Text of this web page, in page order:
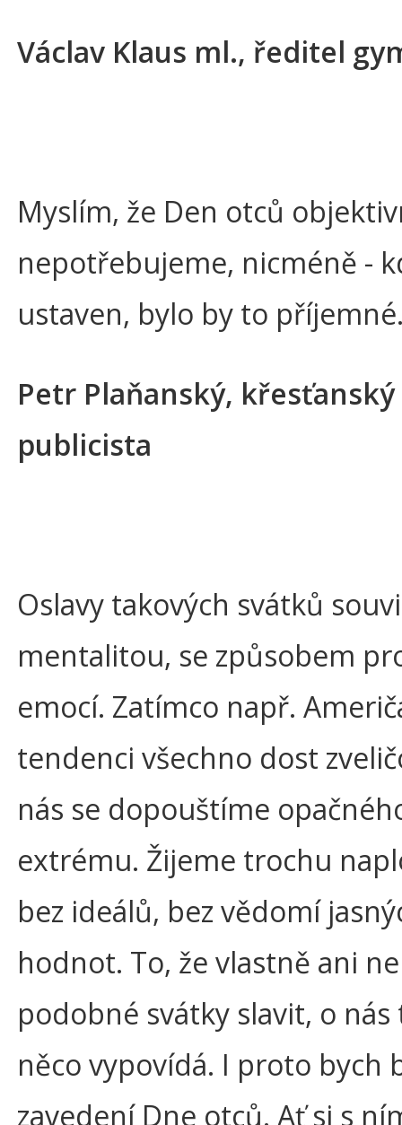
Václav Klaus ml., ředitel
Myslím, že Den otců
nepotřebujeme, nicméně -
ustaven, bylo by to
Petr Plaňanský, křesťanský
publicista
Oslavy takových svátků
mentalitou, se způsobem
emocí. Zatímco např.
tendenci všechno dost
nás se dopouštíme
extrému. Žijeme trochu
bez ideálů, bez vědomí
hodnot. To, že vlastně ani
podobné svátky slavit, o nás
něco vypovídá. I proto bych
zavedení Dne otců. Ať si s